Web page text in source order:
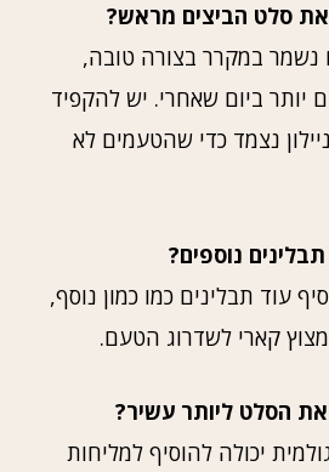
סלט הביצים מראש?
נשמר במקרר בצורה טובה,
יותר ביום שאחרי. יש להקפיד
נצמד כדי שהטעמים לא
נוספים?
עוד תבלינים כמו כמון נוסף,
קארי לשדרוג הטעם.
הסלט ליותר עשיר?
יכולה להוסיף למליחות